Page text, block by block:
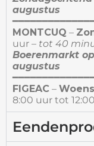
augustus
MONTCUQ –
uur – tot 40
Boerenmarkt
augustus
FIGEAC –
8:00 uur tot